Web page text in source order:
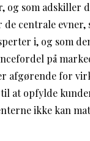
og som adskiller
centrale evner,
i, og som
på
afgørende for
til at opfylde
ikke kan